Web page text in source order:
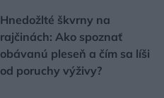
Hnedožlté škvrny na
rajčinách: Ako spoznať
obávanú pleseň a čím sa líši
od poruchy výživy?